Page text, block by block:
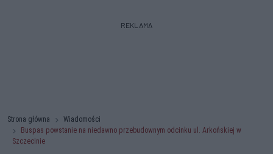
REKLAMA
Strona główna
Wiadomości
Buspas powstanie na niedawno przebudownym odcinku ul. Arkońskiej w
Szczecinie